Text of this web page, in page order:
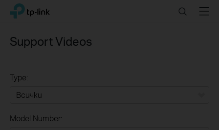
Click
navigation
TP-Link, Reliably Smart SearchMenu
Support Videos
Type:
Model Number: